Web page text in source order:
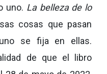
uno. La belleza de lo
cosas que pasan
se fija en ellas.
de que el libro